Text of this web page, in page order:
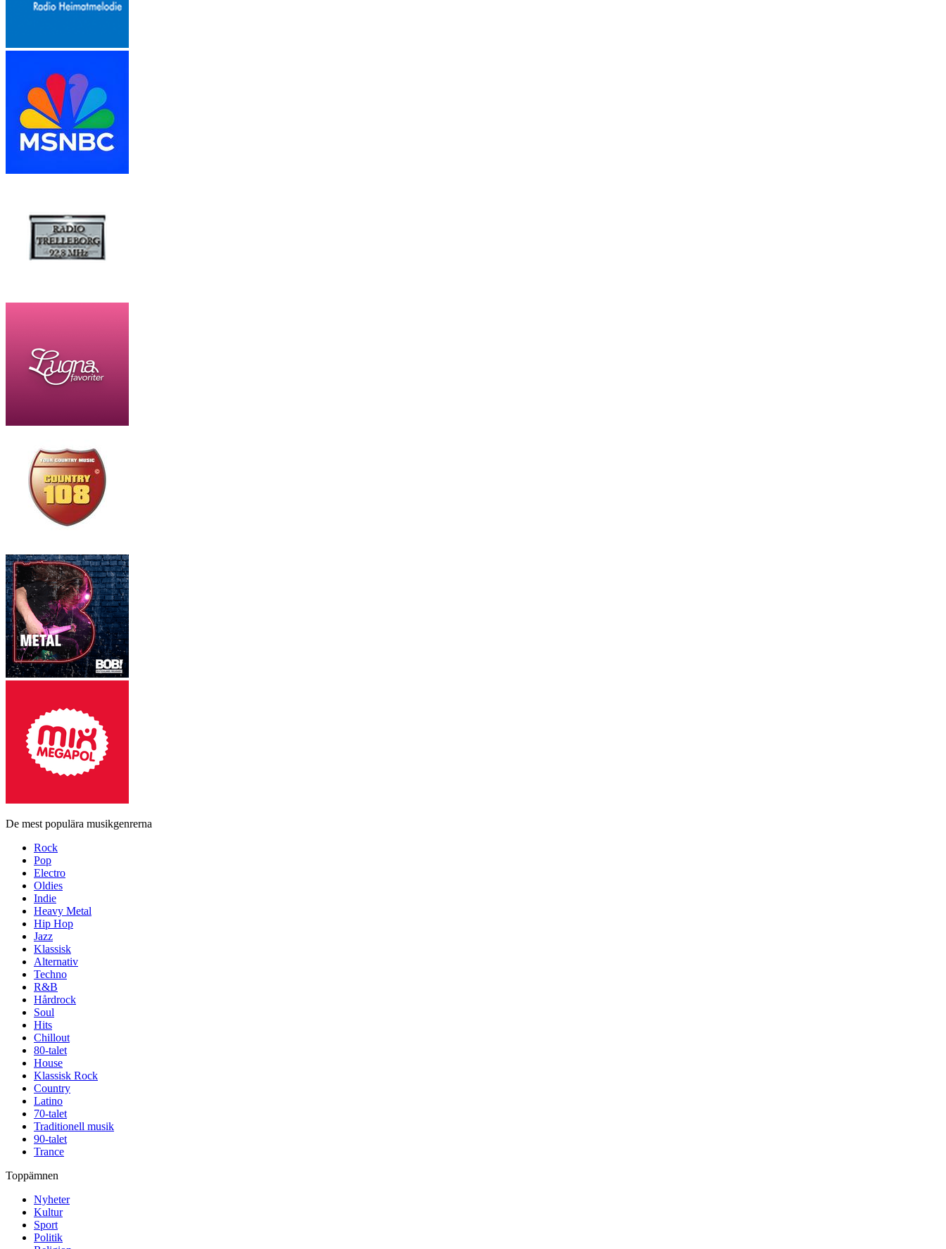
De mest populära musikgenrerna
Rock
Pop
Electro
Oldies
Indie
Heavy Metal
Hip Hop
Jazz
Klassisk
Alternativ
Techno
R&B
Hårdrock
Soul
Hits
Chillout
80-talet
House
Klassisk Rock
Country
Latino
70-talet
Traditionell musik
90-talet
Trance
Toppämnen
Nyheter
Kultur
Sport
Politik